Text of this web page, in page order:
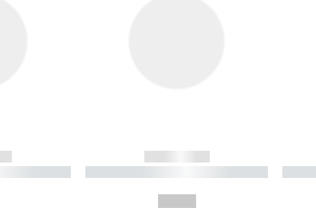
----------
------------
----------- ----------- ----------